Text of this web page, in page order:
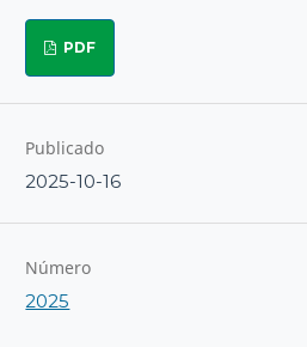
PDF
Publicado
2025-10-16
Número
2025